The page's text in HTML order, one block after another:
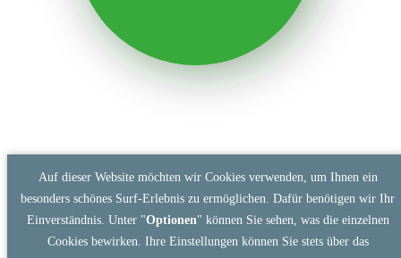
Auf dieser Website möchten wir Cookies verwenden, um Ihnen ein
besonders schönes Surf-Erlebnis zu ermöglichen. Dafür benötigen wir Ihr
Einverständnis. Unter "Optionen" können Sie sehen, was die einzelnen
Cookies bewirken. Ihre Einstellungen können Sie stets über das